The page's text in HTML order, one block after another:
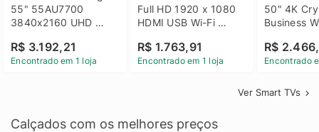
55" 55AU7700
3840x2160 UHD
Bluetooth
R$ 3.192,21
Encontrado em 1 loja
Full HD 1920 x 1080
HDMI USB Wi-Fi
43LM631C0SB LG
R$ 1.763,91
Encontrado em 1 loja
50" 4K
Business
R$
Encontrado
Ver Smart TVs
Calçados com os melhores preços